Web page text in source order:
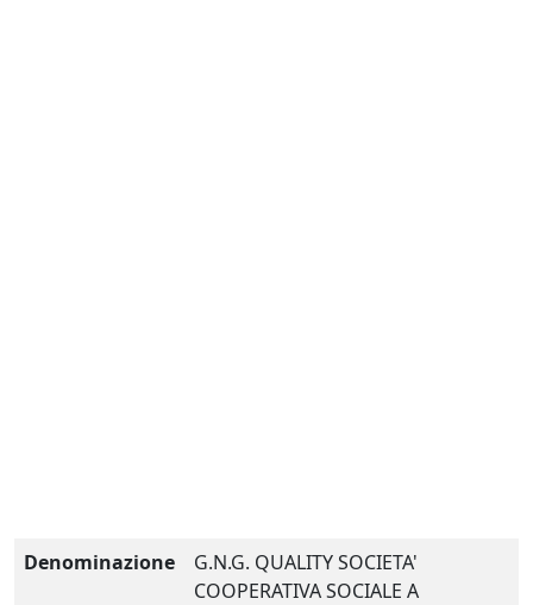
Denominazione
G.N.G. QUALITY SOCIETA'
COOPERATIVA SOCIALE A